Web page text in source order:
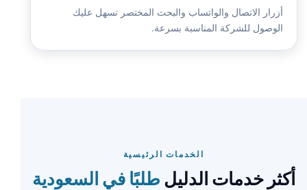
أزرار الاتصال والواتساب والبحث المختصر تسهل عليك
الوصول للشركة المناسبة بسرعة.
الخدمات الرئيسية
أكثر خدمات الدليل طلبًا في السعودية